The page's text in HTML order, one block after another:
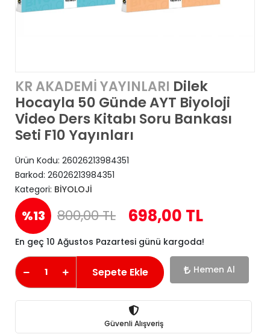
KR AKADEMİ YAYINLARI Dilek
Hocayla 50 Günde AYT Biyoloji
Video Ders Kitabı Soru Bankası
Seti F10 Yayınları
Ürün Kodu: 26026213984351
Barkod: 26026213984351
Kategori: BİYOLOJİ
%13 800,00 TL 698,00 TL
En geç 10 Ağustos Pazartesi günü kargoda!
Sepete Ekle Hemen Al
Güvenli Alışveriş